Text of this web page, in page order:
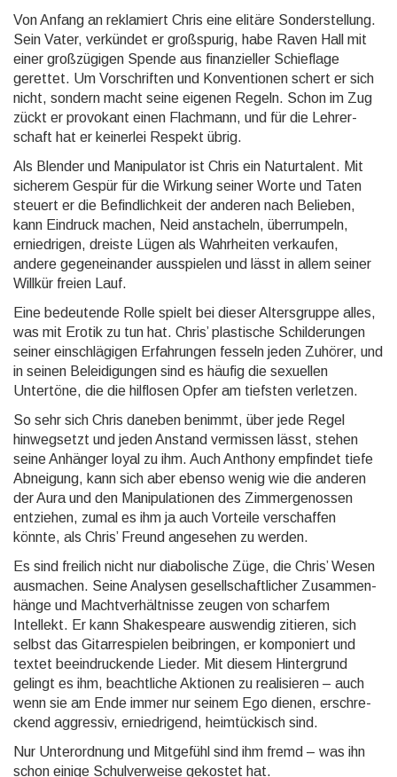
Von Anfang an rekla­miert Chris eine elitäre Sonder­stellung.
Sein Vater, verkündet er groß­spurig, habe Raven Hall mit
einer groß­zügigen Spende aus finan­zieller Schief­lage
gerettet. Um Vor­schrif­ten und Konven­tionen schert er sich
nicht, sondern macht seine eigenen Regeln. Schon im Zug
zückt er provokant einen Flachmann, und für die Lehrer­
schaft hat er keinerlei Respekt übrig.
Als Blender und Manipulator ist Chris ein Natur­talent. Mit
sicherem Gespür für die Wirkung seiner Worte und Taten
steuert er die Befind­lichkeit der anderen nach Belieben,
kann Eindruck machen, Neid ansta­cheln, über­rumpeln,
ernied­rigen, dreiste Lügen als Wahr­heiten verkaufen,
andere gegen­einan­der aus­spielen und lässt in allem seiner
Willkür freien Lauf.
Eine bedeutende Rolle spielt bei dieser Alters­gruppe alles,
was mit Erotik zu tun hat. Chris’ plas­tische Schilde­rungen
seiner ein­schlägi­gen Erfah­rungen fesseln jeden Zuhörer, und
in seinen Beleidi­gungen sind es häufig die sexuellen
Untertöne, die die hilflosen Opfer am tiefsten verletzen.
So sehr sich Chris daneben benimmt, über jede Regel
hinweg­setzt und jeden Anstand vermissen lässt, stehen
seine Anhänger loyal zu ihm. Auch Anthony empfindet tiefe
Abneigung, kann sich aber ebenso wenig wie die anderen
der Aura und den Mani­pulatio­nen des Zimmer­genossen
entziehen, zumal es ihm ja auch Vorteile ver­schaffen
könnte, als Chris’ Freund angesehen zu werden.
Es sind freilich nicht nur diabo­lische Züge, die Chris’ Wesen
ausmachen. Seine Analysen gesell­schaft­licher Zusam­men­
hänge und Macht­verhält­nisse zeugen von scharfem
Intellekt. Er kann Shake­speare auswendig zitieren, sich
selbst das Gitarre­spielen bei­bringen, er kompo­niert und
textet be­ein­dru­ckende Lieder. Mit diesem Hinter­grund
gelingt es ihm, beacht­liche Aktionen zu reali­sieren – auch
wenn sie am Ende immer nur seinem Ego dienen, erschre­
ckend aggressiv, ernied­rigend, heim­tückisch sind.
Nur Unterordnung und Mitgefühl sind ihm fremd – was ihn
schon einige Schul­verweise gekostet hat.